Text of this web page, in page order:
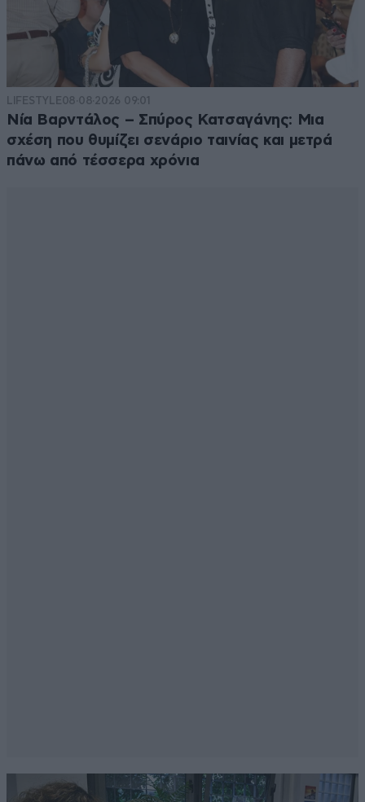
να δουν με ρεαλισμο τα βαθυτερα νοηματα των
πολιτικων επιλογων.Αντιθετα οσο μεγαλυτερα
ηλικιακα ειναι μια ομαδα τοσο εμπειρότεροι και
σοφοτεροι ειναι αυτοι που την αποτελουν αφου η
ζωη τους εχει εκπαιδευσει αρκετα και σε πολλα. Και
επειδη ξερουν γιαυτο στο τελος επιλεγουν την
ΝΔ.Οπως εγω το βλεπω η ΝΔ στις ευρωεκλογες θα
φτασει καπου κοντα στο 35%.
LIFESTYLE08·08·2026 09:01
Νία Βαρντάλος – Σπύρος Κατσαγάνης: Μια
σχέση που θυμίζει σενάριο ταινίας και μετρά
πάνω από τέσσερα χρόνια